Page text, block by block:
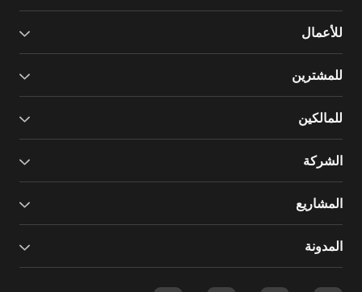
للأعمال
للمشترين
للمالكين
الشركة
المشاريع
المدونة